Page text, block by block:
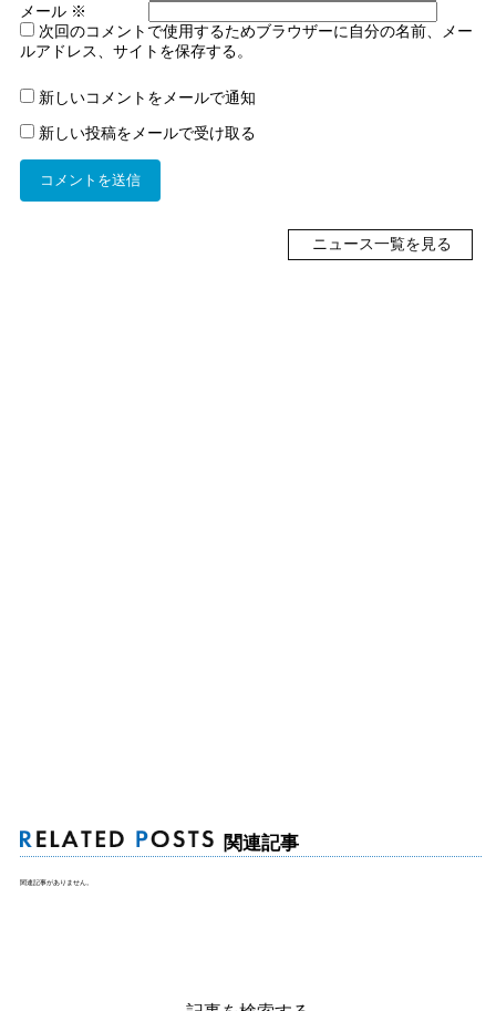
メール ※
次回のコメントで使用するためブラウザーに自分の名前、メー
ルアドレス、サイトを保存する。
新しいコメントをメールで通知
新しい投稿をメールで受け取る
ニュース一覧を見る
関連記事
関連記事がありません。